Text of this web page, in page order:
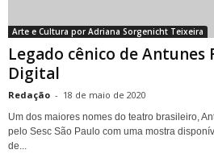
Arte e Cultura por Adriana Sorgenicht Teixeira
Legado cênico de Antunes
Digital
Redação - 18 de maio de 2020
Um dos maiores nomes do teatro brasileiro,
pelo Sesc São Paulo com uma mostra
de...